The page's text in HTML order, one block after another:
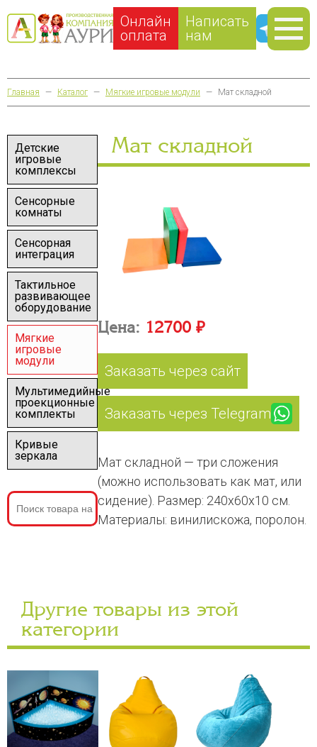
Онлайн
оплата
Написать
нам
Главная — Каталог — Мягкие игровые модули — Мат складной
Детские
игровые
комплексы
Сенсорные
комнаты
Сенсорная
интеграция
Тактильное
развивающее
оборудование
Мягкие
игровые
модули
Мультимедийные
проекционные
комплекты
Кривые
зеркала
Мат складной
Цена: 12700 ₽
Заказать через сайт
Заказать через Telegram
Мат складной — три сложения
(можно использовать как мат, или
сидение). Размер: 240х60х10 см.
Материалы: винилискожа, поролон.
Другие товары из этой
категории